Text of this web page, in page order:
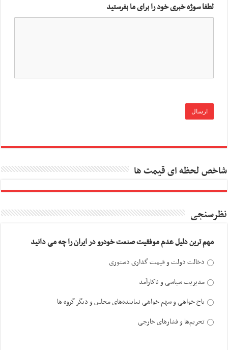
لطفا سوژه خبری خود را برای ما بفرستید
شاخص لحظه ای قیمت ها
نظرسنجی
مهم ترین دلیل عدم موفقیت صنعت خودرو در ایران را چه می دانید
دخالت دولت و قیمت گذاری دستوری
مدیریت سیاسی و ناکارآمد
باج خواهی و سهم خواهی نماینده‌های مجلس و دیگر گروه ها
تحریم‌ها و فشارهای خارجی